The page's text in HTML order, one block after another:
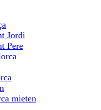
Jordi
Pere
mieten